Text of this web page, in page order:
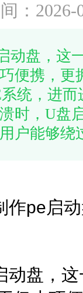
：2026-
动盘，这
便携，更
系统，进
时，U盘
户能够绕
作pe启
动盘，